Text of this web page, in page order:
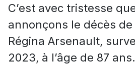
C’est avec tristesse
annonçons le décès
Régina Arsenault,
2023, à l’âge de 87